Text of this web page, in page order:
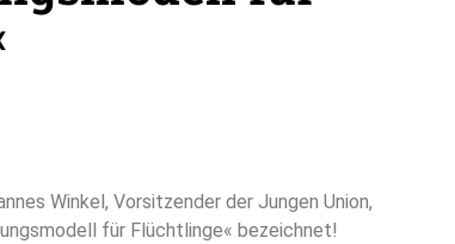
Winkel, Vorsitzender der Jungen Union,
für Flüchtlinge« bezeichnet!